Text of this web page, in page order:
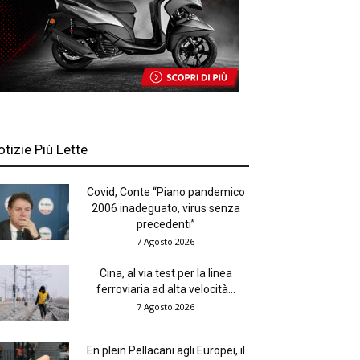
Più Lette
Covid, Conte “Piano pandemico
2006 inadeguato, virus senza
precedenti”
7 Agosto 2026
Cina, al via test per la linea
ferroviaria ad alta velocità...
7 Agosto 2026
En plein Pellacani agli Europei, il